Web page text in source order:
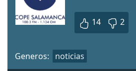
14 2
Generos: noticias